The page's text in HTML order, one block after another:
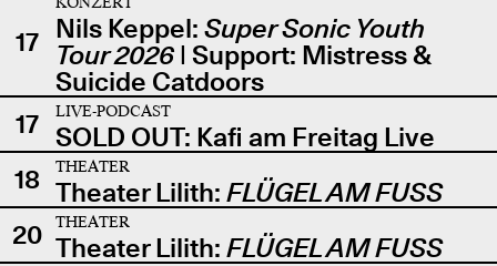
17 Nils Keppel: Super Sonic Youth
Tour 2026| Support: Mistress &
Suicide Catdoors
17
LIVE-PODCAST
SOLD OUT: Kafi am Freitag Live
18
THEATER
Theater Lilith: FLÜGEL AM FUSS
20
THEATER
Theater Lilith: FLÜGEL AM FUSS